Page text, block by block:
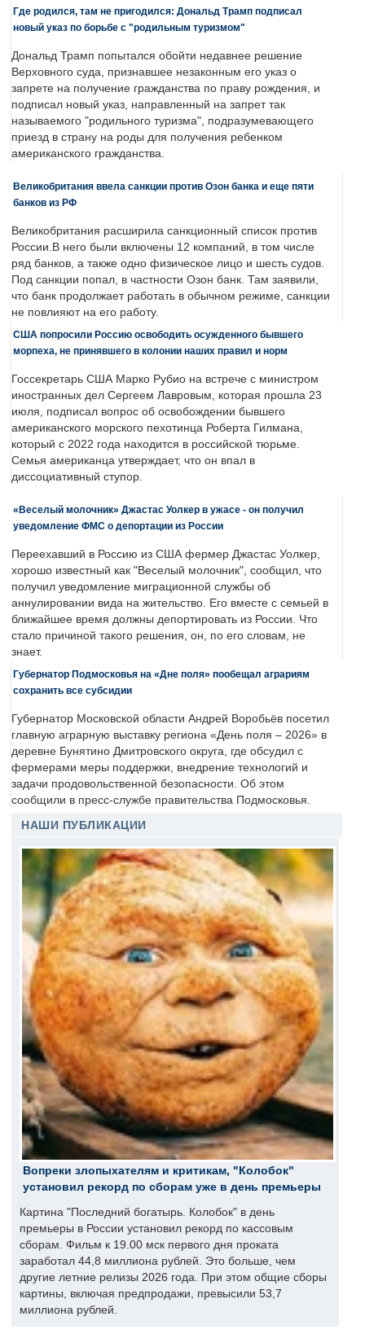
Где родился, там не пригодился: Дональд Трамп подписал
новый указ по борьбе с "родильным туризмом"
Дональд Трамп попытался обойти недавнее решение
Верховного суда, признавшее незаконным его указ о
запрете на получение гражданства по праву рождения, и
подписал новый указ, направленный на запрет так
называемого "родильного туризма", подразумевающего
приезд в страну на роды для получения ребенком
американского гражданства.
Великобритания ввела санкции против Озон банка и еще пяти
банков из РФ
Великобритания расширила санкционный список против
России.В него были включены 12 компаний, в том числе
ряд банков, а также одно физическое лицо и шесть судов.
Под санкции попал, в частности Озон банк. Там заявили,
что банк продолжает работать в обычном режиме, санкции
не повлияют на его работу.
США попросили Россию освободить осужденного бывшего
морпеха, не принявшего в колонии наших правил и норм
Госсекретарь США Марко Рубио на встрече с министром
иностранных дел Сергеем Лавровым, которая прошла 23
июля, подписал вопрос об освобождении бывшего
американского морского пехотинца Роберта Гилмана,
который с 2022 года находится в российской тюрьме.
Семья американца утверждает, что он впал в
диссоциативный ступор.
«Веселый молочник» Джастас Уолкер в ужасе - он получил
уведомление ФМС о депортации из России
Переехавший в Россию из США фермер Джастас Уолкер,
хорошо известный как "Веселый молочник", сообщил, что
получил уведомление миграционной службы об
аннулировании вида на жительство. Его вместе с семьей в
ближайшее время должны депортировать из России. Что
стало причиной такого решения, он, по его словам, не
знает.
Губернатор Подмосковья на «Дне поля» пообещал аграриям
сохранить все субсидии
Губернатор Московской области Андрей Воробьёв посетил
главную аграрную выставку региона «День поля – 2026» в
деревне Бунятино Дмитровского округа, где обсудил с
фермерами меры поддержки, внедрение технологий и
задачи продовольственной безопасности. Об этом
сообщили в пресс-службе правительства Подмосковья.
НАШИ ПУБЛИКАЦИИ
Вопреки злопыхателям и критикам, "Колобок"
установил рекорд по сборам уже в день премьеры
Картина "Последний богатырь. Колобок" в день
премьеры в России установил рекорд по кассовым
сборам. Фильм к 19.00 мск первого дня проката
заработал 44,8 миллиона рублей. Это больше, чем
другие летние релизы 2026 года. При этом общие сборы
картины, включая предпродажи, превысили 53,7
миллиона рублей.